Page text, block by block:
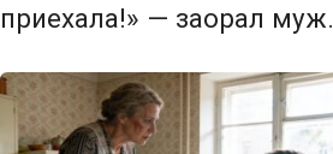
приехала!» — заорал муж.